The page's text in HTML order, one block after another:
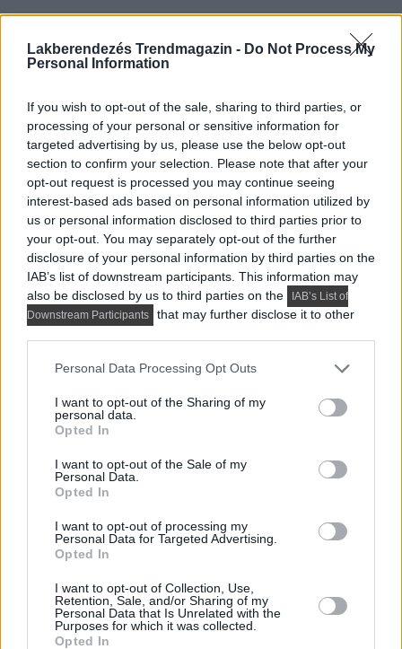
Lakberendezés Trendmagazin - Do Not Process My
Personal Information
If you wish to opt-out of the sale, sharing to third parties, or
processing of your personal or sensitive information for
targeted advertising by us, please use the below opt-out
section to confirm your selection. Please note that after your
opt-out request is processed you may continue seeing
interest-based ads based on personal information utilized by
us or personal information disclosed to third parties prior to
your opt-out. You may separately opt-out of the further
disclosure of your personal information by third parties on the
IAB’s list of downstream participants. This information may
also be disclosed by us to third parties on the
IAB’s List of
Downstream Participants
that may further disclose it to other
Please note that this website/app uses one or more Google
not limited to your visit or usage behaviour. You may click to
grant or deny consent to Google and its third-party tags to
use your data for below specified purposes in below Google
consent section.
Personal Data Processing Opt Outs
I want to opt-out of the Sharing of my
personal data.
Opted In
I want to opt-out of the Sale of my
Personal Data.
Opted In
I want to opt-out of processing my
Personal Data for Targeted Advertising.
Opted In
I want to opt-out of Collection, Use,
Retention, Sale, and/or Sharing of my
Personal Data that Is Unrelated with the
Purposes for which it was collected.
Opted In
Előző cikk
Füles fotel, az örök klasszikus bútordarab
Következő cikk
Teljes lakásfelújítás egy 40nm-es otthonban a
zónák ügyes átszervezésével
Ezek a cikkek is érdekelhetnek: